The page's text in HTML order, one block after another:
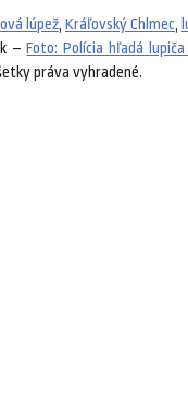
lúpež, Kráľovský Chlmec,
–Foto: Polícia hľadá
práva vyhradené.